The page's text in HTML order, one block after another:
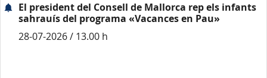
El president del Consell de Mallorca rep els infants
sahrauís del programa «Vacances en Pau»
28-07-2026 / 13.00 h